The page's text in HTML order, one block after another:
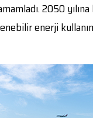
2050
enerji